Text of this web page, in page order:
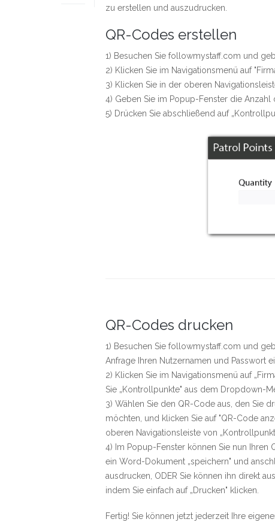
zu erstellen und auszudrucken.
QR-Codes erstellen
1) Besuchen Sie followmystaff.com und
2) Klicken Sie im Navigationsmenü auf
3) Klicken Sie in der oberen
4) Geben Sie im Popup-Fenster die
5) Drücken Sie abschließend auf
QR-Codes drucken
1) Besuchen Sie followmystaff.com und
Anfrage Ihren Nutzernamen und Passwort
2) Klicken Sie im Navigationsmenü auf
Sie „Kontrollpunkte" aus dem Dropdown-
3) Wählen Sie den QR-Code aus, den Sie
möchten, und klicken Sie auf "QR-Code
oberen Navigationsleiste von
4) Im Popup-Fenster können Sie nun Ihren
ein Word-Dokument „speichern" und
ausdrucken, ODER Sie können ihn direkt
indem Sie einfach auf „Drucken" klicken.
Fertig! Sie können jetzt jederzeit Ihre